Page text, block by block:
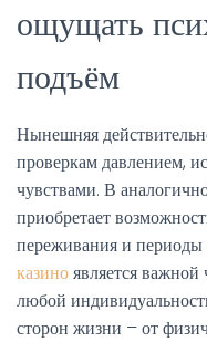
ощущать
подъём
Нынешняя
проверкам давлением,
чувствами. В
приобретает
переживания и периоды
казиноявляется важной
любой
сторон жизни – от